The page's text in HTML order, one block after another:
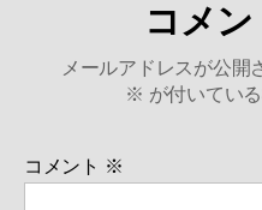
コメ
メールアドレスが公開
※ が付いてい
コメント ※